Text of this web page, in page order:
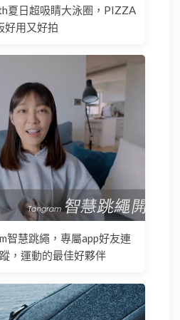
夏日超吸睛大泳圈，PIZZA
好用又好拍
智慧跳繩，專屬app好友連
，運動的最佳好夥伴